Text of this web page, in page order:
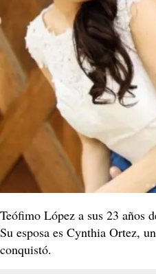
Teófimo López a sus 23 años
Su esposa es Cynthia Ortez,
conquistó.